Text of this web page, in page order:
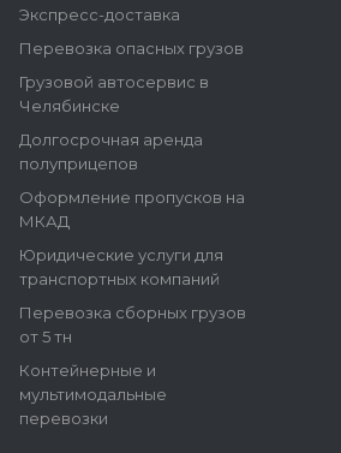
Экспресс-доставка
Перевозка опасных грузов
Грузовой автосервис в
Челябинске
Долгосрочная аренда
полуприцепов
Оформление пропусков на
МКАД
Юридические услуги для
транспортных компаний
Перевозка сборных грузов
от 5 тн
Контейнерные и
мультимодальные
перевозки